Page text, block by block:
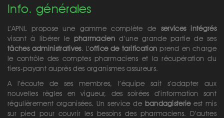
Info. générales
L’APNL propose une gamme complète de services intégrés
visant à libérer le pharmacien d’une grande partie de ses
tâches administratives. L’office de tarification prend en charge
le contrôle des comptes pharmaciens et la récupération du
tiers-payant auprès des organismes assureurs.
A l’écoute de ses membres, l’équipe sait s’adapter aux
nouvelles règles en vigueur, des soirées d’information sont
régulièrement organisées. Un service de bandagisterieest mis
sur pied pour couvrir les besoins des pharmaciens. D’autres